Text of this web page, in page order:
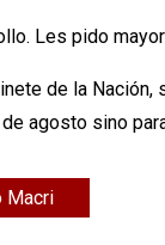
Les pido mayor
de la Nación,
agosto sino
Macri